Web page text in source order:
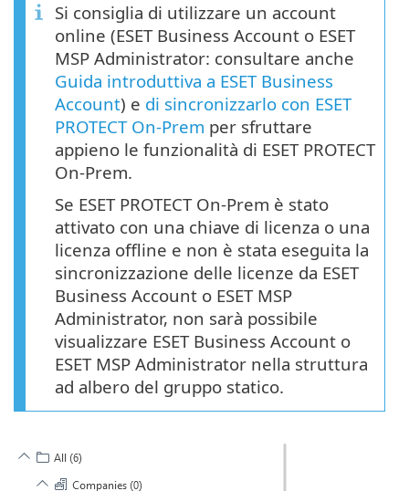
Si consiglia di utilizzare un account
online (ESET Business Account o ESET
MSP Administrator: consultare anche
Guida introduttiva a ESET Business
Account) e di sincronizzarlo con ESET
PROTECT On-Prem per sfruttare
appieno le funzionalità di ESET PROTECT
On-Prem.
Se ESET PROTECT On-Prem è stato
attivato con una chiave di licenza o una
licenza offline e non è stata eseguita la
sincronizzazione delle licenze da ESET
Business Account o ESET MSP
Administrator, non sarà possibile
visualizzare ESET Business Account o
ESET MSP Administrator nella struttura
ad albero del gruppo statico.